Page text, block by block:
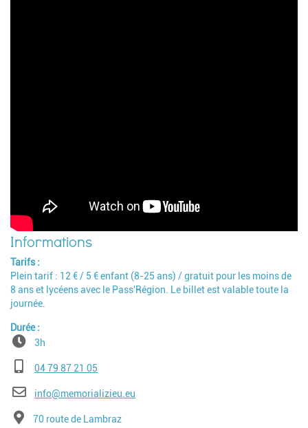
Tarifs
Plein tarif : 12 € / 5 € enfant (8-25 ans) / gratuit pour les moins de
8 ans et lycéens avec le Pass'Région. Le billet est valable toute la
journée.
Durée
3h
Téléphone04 79 87 21 05
E-mailinfo@memorializieu.eu
Adresse70 route de Lambraz